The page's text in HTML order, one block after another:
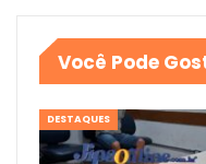
Você Pode
DESTAQUES